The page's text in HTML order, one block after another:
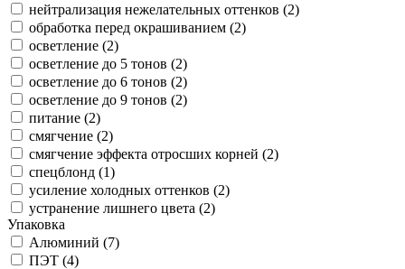
нейтрализация нежелательных оттенков (2)
обработка перед окрашиванием (2)
осветление (2)
осветление до 5 тонов (2)
осветление до 6 тонов (2)
осветление до 9 тонов (2)
питание (2)
смягчение (2)
смягчение эффекта отросших корней (2)
спецблонд (1)
усиление холодных оттенков (2)
устранение лишнего цвета (2)
Упаковка
Алюминий (7)
ПЭТ (4)